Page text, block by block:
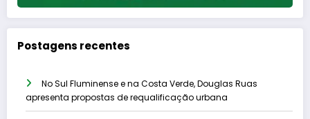
Postagens recentes
No Sul Fluminense e na Costa Verde, Douglas Ruas
apresenta propostas de requalificação urbana